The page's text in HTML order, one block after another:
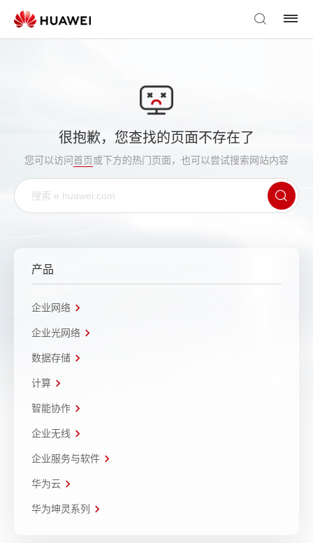
很抱歉，您查找的页面不存在了
您可以访问首页或下方的热门页面，也可以尝试搜索网站内容
产品
企业网络
企业光网络
数据存储
计算
智能协作
企业无线
企业服务与软件
华为云
华为坤灵系列